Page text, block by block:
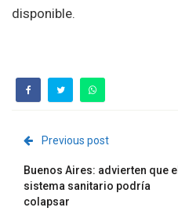
disponible.
Previous post
Buenos Aires: advierten que el
sistema sanitario podría
colapsar